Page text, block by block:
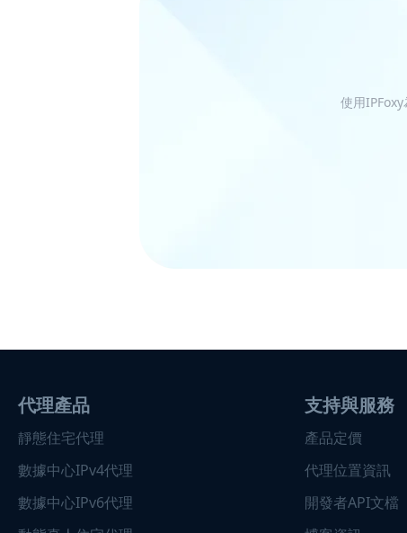
使用
代理產品
靜態住宅代理
數據中心IPv4代理
數據中心IPv6代理
支持與服務
產品定價
代理位置資訊
開發者API文檔